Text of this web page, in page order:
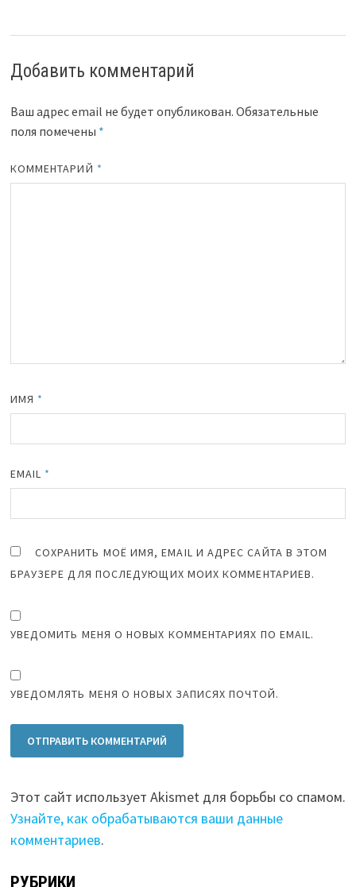
Добавить комментарий
Ваш адрес email не будет опубликован. Обязательные
поля помечены *
КОММЕНТАРИЙ *
ИМЯ *
EMAIL *
СОХРАНИТЬ МОЁ ИМЯ, EMAIL И АДРЕС САЙТА В ЭТОМ
БРАУЗЕРЕ ДЛЯ ПОСЛЕДУЮЩИХ МОИХ КОММЕНТАРИЕВ.
УВЕДОМИТЬ МЕНЯ О НОВЫХ КОММЕНТАРИЯХ ПО EMAIL.
УВЕДОМЛЯТЬ МЕНЯ О НОВЫХ ЗАПИСЯХ ПОЧТОЙ.
Этот сайт использует Akismet для борьбы со спамом.
Узнайте, как обрабатываются ваши данные
комментариев.
РУБРИКИ